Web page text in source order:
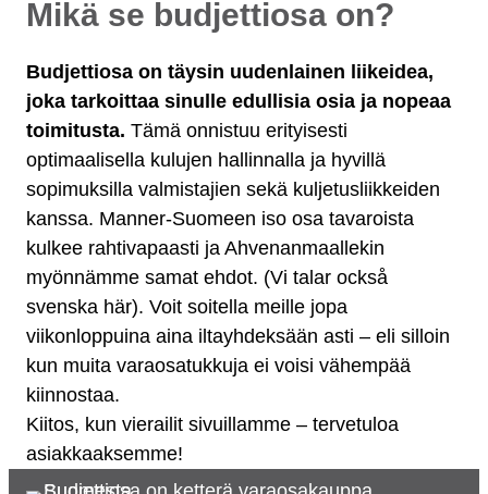
Mikä se budjettiosa on?
Budjettiosa on täysin uudenlainen liikeidea,
joka tarkoittaa sinulle edullisia osia ja nopeaa
toimitusta. Tämä onnistuu erityisesti
optimaalisella kulujen hallinnalla ja hyvillä
sopimuksilla valmistajien sekä kuljetusliikkeiden
kanssa. Manner-Suomeen iso osa tavaroista
kulkee rahtivapaasti ja Ahvenanmaallekin
myönnämme samat ehdot. (Vi talar också
svenska här). Voit soitella meille jopa
viikonloppuina aina iltayhdeksään asti – eli silloin
kun muita varaosatukkuja ei voisi vähempää
kiinnostaa.
Kiitos, kun vierailit sivuillamme – tervetuloa
asiakkaaksemme!